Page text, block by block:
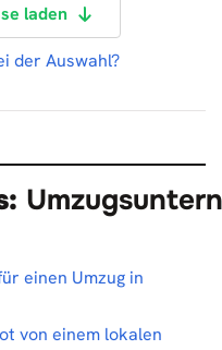
laden
der Auswahl?
einen Umzug in
von einem lokalen